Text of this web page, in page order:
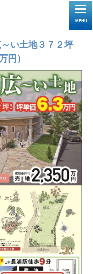
toggle
MENU
い土地３７２坪
円）